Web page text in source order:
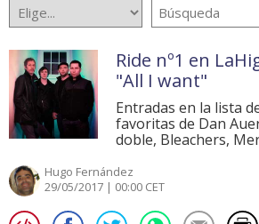
Ride nº1 en
"All I want"
Entradas en la lista
favoritas de Dan
doble, Bleachers,
Hugo Fernández
29/05/2017 | 00:00 CET